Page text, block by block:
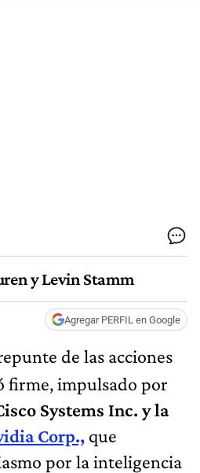
y Levin Stamm
Agregar PERFIL en Google
de las acciones
firme, impulsado por
Systems Inc. y la
Corp., que
por la inteligencia